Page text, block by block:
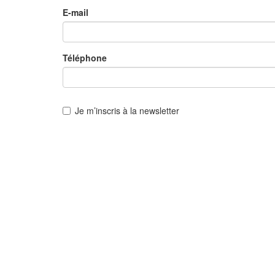
E-mail
Téléphone
Je m’inscris à la newsletter